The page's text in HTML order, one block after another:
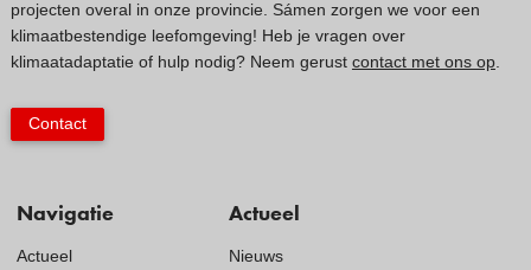
Navigatie
Actueel
Actueel
Nieuws
projecten overal in onze provincie. Sámen zorgen we voor een
klimaatbestendige leefomgeving! Heb je vragen over
klimaatadaptatie of hulp nodig? Neem gerust contact met ons op.
Contact